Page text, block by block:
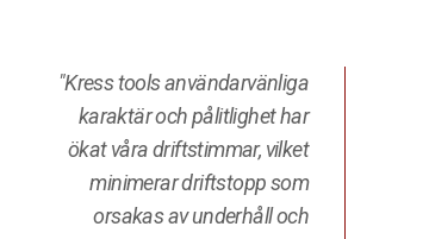
"Kress tools användarvänliga
karaktär och pålitlighet har
ökat våra driftstimmar, vilket
minimerar driftstopp som
orsakas av underhåll och